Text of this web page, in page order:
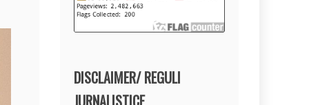
DISCLAIMER/ REGULI
JURNALISTICE